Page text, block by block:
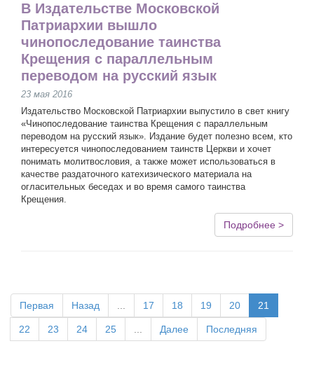
В Издательстве Московской
Патриархии вышло
чинопоследование таинства
Крещения с параллельным
переводом на русский язык
23 мая 2016
Издательство Московской Патриархии выпустило в свет книгу
«Чинопоследование таинства Крещения с параллельным
переводом на русский язык». Издание будет полезно всем, кто
интересуется чинопоследованием таинств Церкви и хочет
понимать молитвословия, а также может использоваться в
качестве раздаточного катехизического материала на
огласительных беседах и во время самого таинства
Крещения.
Подробнее >
Первая Назад 17 18 19 20 21
22 23 24 25 Далее Последняя